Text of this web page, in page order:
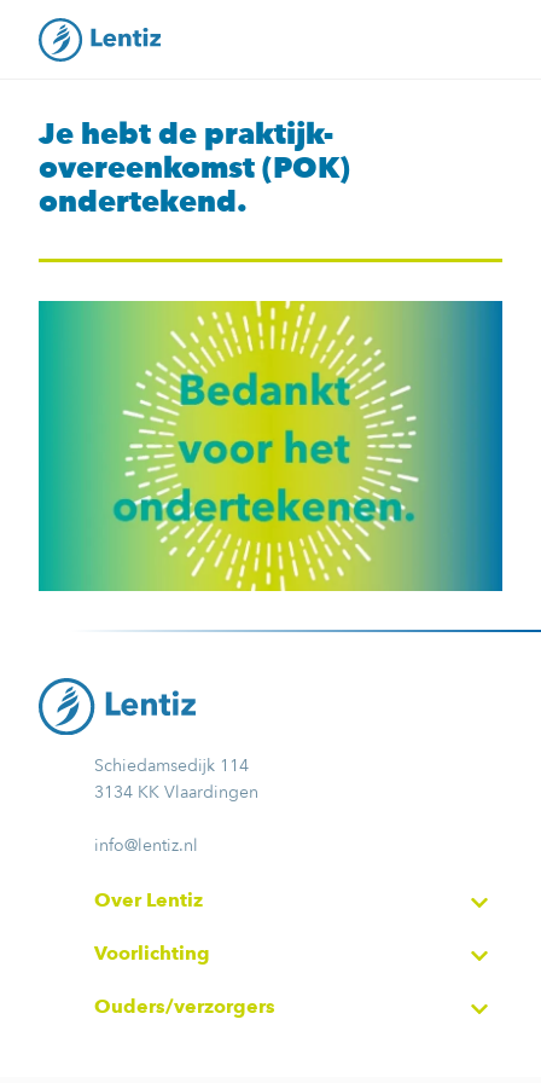
Je hebt de praktijk-
overeenkomst (POK)
ondertekend.
Schiedamsedijk 114
3134 KK Vlaardingen
info@lentiz.nl
Over Lentiz
Voorlichting
Ouders/verzorgers